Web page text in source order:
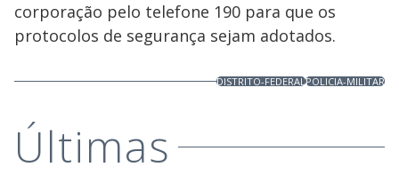
corporação pelo telefone 190 para que os
protocolos de segurança sejam adotados.
DISTRITO-FEDERALPOLICIA-MILITAR
Últimas